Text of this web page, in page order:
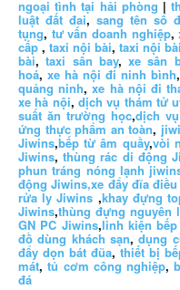
ngoại tình tại hải phòng |
luật đất đai, sang tên sổ
tụng, tư vấn doanh nghiệp,
cấp , taxi nội bài, taxi nội
bài,taxi sân bay,xe sân
hoá, xe hà nội đi ninh bình,
quảng ninh,xe hà nội đi
xe hà nội,dịch vụ thám tử
suất ăn trường học,dịch
ứng thực phẩm an toàn,
Jiwins,bếp từ âm quầy,vòi
Jiwins,thùng rác di động
phun tráng nóng lạnh
động Jiwins,xe đẩy đĩa
rửa ly Jiwins ,khay đựng
Jiwins,thùng đựng nguyên
GN PC Jiwins,linh kiện
đồ dùng khách sạn,dụng
đẩy dọn bát đũa, thiết bị
mát,tủ cơm công nghiệp,
đá